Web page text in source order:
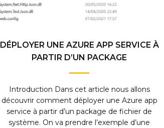
DÉPLOYER UNE AZURE APP SERVICE À
PARTIR D’UN PACKAGE
Introduction Dans cet article nous allons
découvrir comment déployer une Azure app
service à partir d’un package de fichier de
système. On va prendre l’exemple d’une